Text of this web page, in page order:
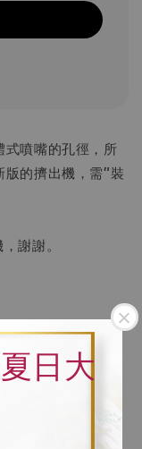
日大
噴嘴的孔徑，所
版的擠出機，需"裝
謝謝。